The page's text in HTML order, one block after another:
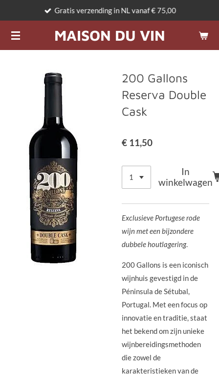
naar
de
MAISON DU VIN
Gratis verzending in NL vanaf € 75,00
200 Gallons
Reserva Double
Cask
€ 11,50
In
winkelwagen
Exclusieve Portugese rode
wijn met een bijzondere
dubbele houtlagering.
200 Gallons is een iconisch
wijnhuis gevestigd in de
Péninsula de Sétubal,
Portugal. Met een focus op
innovatie en traditie, staat
het bekend om zijn unieke
wijnbereidingsmethoden
die zowel de
karakteristieken van de